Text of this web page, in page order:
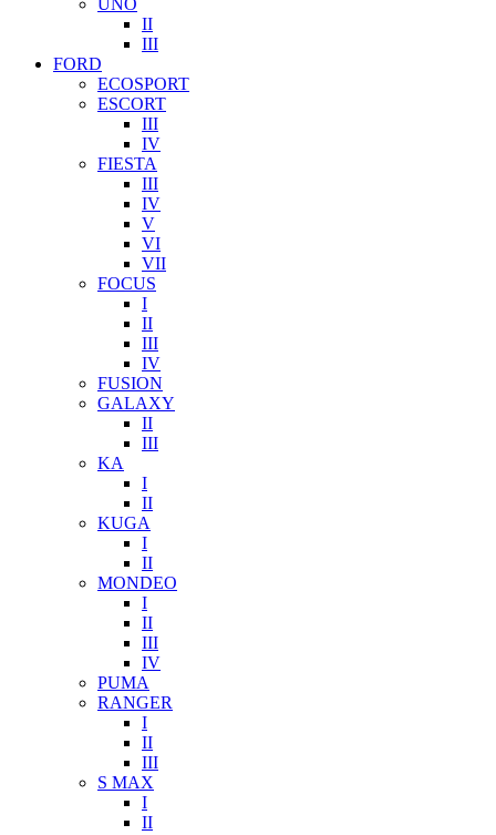
UNO
II
III
FORD
ECOSPORT
ESCORT
III
IV
FIESTA
III
IV
V
VI
VII
FOCUS
I
II
III
IV
FUSION
GALAXY
II
III
KA
I
II
KUGA
I
II
MONDEO
I
II
III
IV
PUMA
RANGER
I
II
III
S MAX
I
II